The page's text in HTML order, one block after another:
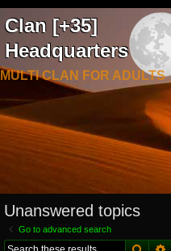
Clan [+35]
Headquarters
MULTI CLAN FOR ADULTS
Unanswered topics
Go to advanced search